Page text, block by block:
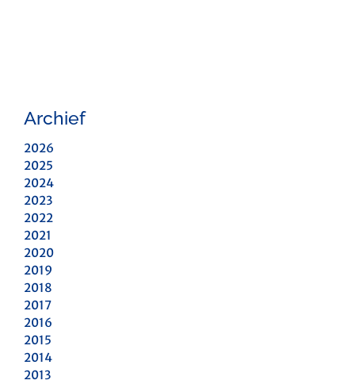
Archief
2026
2025
2024
2023
2022
2021
2020
2019
2018
2017
2016
2015
2014
2013